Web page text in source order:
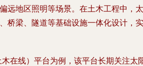
远地区照明等场景。在土木工程中，太
桥梁、隧道等基础设施一体化设计，实
在线）平台为例，该平台长期关注太